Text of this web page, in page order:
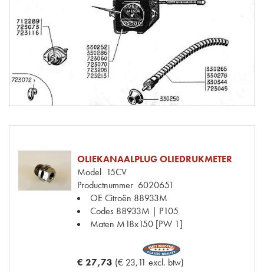
OLIEKANAALPLUG OLIEDRUKMETER
Model 15CV
Productnummer 6020651
OE Citroën 88933M
Codes 88933M | P105
Maten M18x150 [PW 1]
€ 27,73 (€ 23,11 excl. btw)